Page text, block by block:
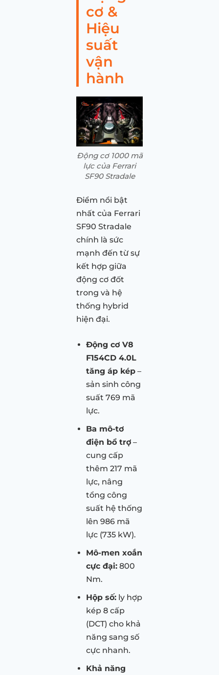
cơ &
Hiệu
suất
vận
hành
Động cơ 1000 mã
lực của Ferrari
SF90 Stradale
Điểm nổi bật
nhất của Ferrari
SF90 Stradale
chính là sức
mạnh đến từ sự
kết hợp giữa
động cơ đốt
trong và hệ
thống hybrid
hiện đại.
Động cơ V8
F154CD 4.0L
tăng áp kép –
sản sinh công
suất 769 mã
lực.
Ba mô-tơ
điện bổ trợ –
cung cấp
thêm 217 mã
lực, nâng
tổng công
suất hệ thống
lên 986 mã
lực (735 kW).
Mô-men xoắn
cực đại: 800
Nm.
Hộp số: ly hợp
kép 8 cấp
(DCT) cho khả
năng sang số
cực nhanh.
Khả năng